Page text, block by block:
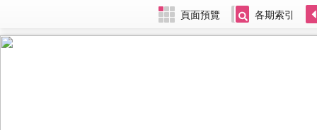
頁面預覽 各期索引